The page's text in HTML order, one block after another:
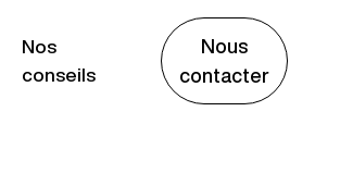
Nos
conseils
Nous
contacter